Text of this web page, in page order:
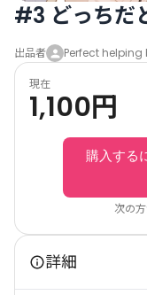
#3 どっちだ
出品者 Perfect
現在
1,100円
購入する
次の
詳細